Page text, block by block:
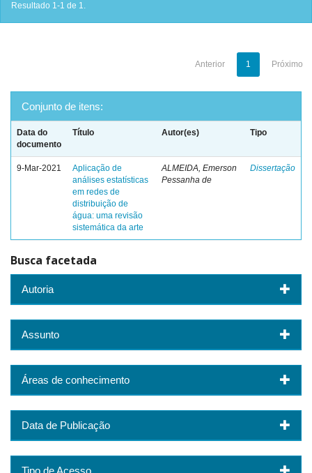
Resultado 1-1 de 1.
Anterior 1 Próximo
Conjunto de itens:
Data do
documento
Título Autor(es) Tipo
9-Mar-2021
Aplicação de
análises estatísticas
em redes de
distribuição de
água: uma revisão
sistemática da arte
ALMEIDA, Emerson
Pessanha de
Dissertação
Busca facetada
Autoria
Assunto
Áreas de conhecimento
Data de Publicação
Tipo de Acesso